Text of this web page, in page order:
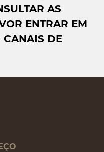
AS
ENTRAR EM
CANAIS DE